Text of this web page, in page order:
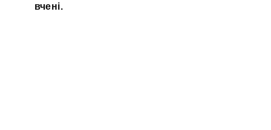
вчені.